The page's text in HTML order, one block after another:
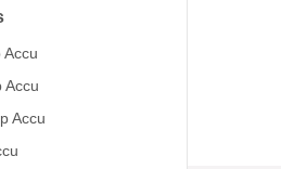
Accu
Accu
Accu